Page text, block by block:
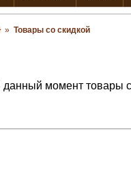
» Товары со скидкой
данный момент товары